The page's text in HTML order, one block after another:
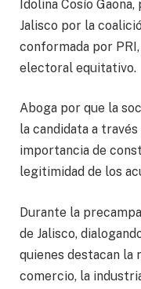
Idolina Cosío
Jalisco por la
conformada por
electoral equitativo.
Aboga por que la
la candidata a
importancia de
legitimidad de los
Durante la
de Jalisco,
quienes destacan la
comercio, la